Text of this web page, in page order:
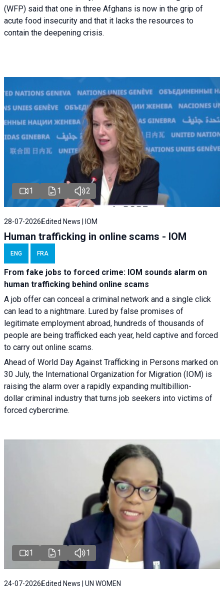
(WFP) said that one in three Afghans is now in the grip of
acute food insecurity and that it lacks the resources to
contain the deepening crisis.
1 1 2
28-07-2026Edited News | IOM
Human trafficking in online scams - IOM
ENG FRA
From fake jobs to forced crime: IOM sounds alarm on
human trafficking behind online scams
A job offer can conceal a criminal network and a single click
can lead to a nightmare. Lured by false promises of
legitimate employment abroad, hundreds of thousands of
people are being trafficked each year, held captive and forced
to carry out online scams.
Ahead of World Day Against Trafficking in Persons marked on
30 July, the International Organization for Migration (IOM) is
raising the alarm over a rapidly expanding multibillion-
dollar criminal industry that turns job seekers into victims of
forced cybercrime.
1 1 1
24-07-2026 Edited News | UN WOMEN